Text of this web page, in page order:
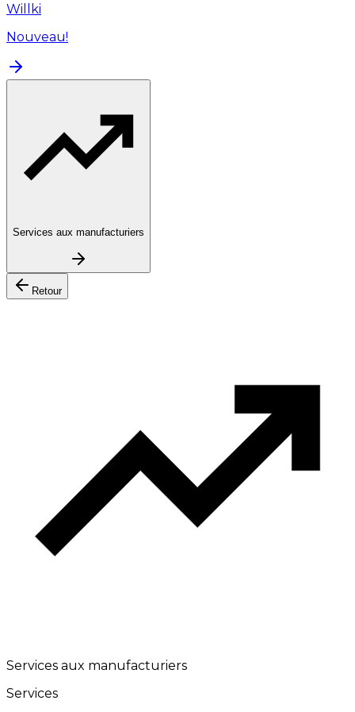
Willki
Nouveau!
Services aux manufacturiers
Retour
Services aux manufacturiers
Services